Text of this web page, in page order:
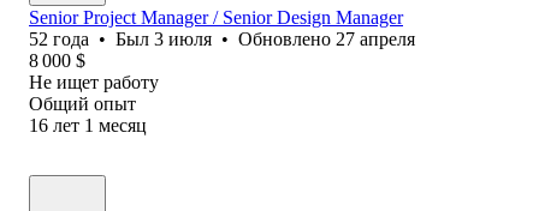
Senior Project Manager / Senior Design Manager
52 года • Был 3 июля • Обновлено 27 апреля
8 000 $
Не ищет работу
Общий опыт
16 лет 1 месяц